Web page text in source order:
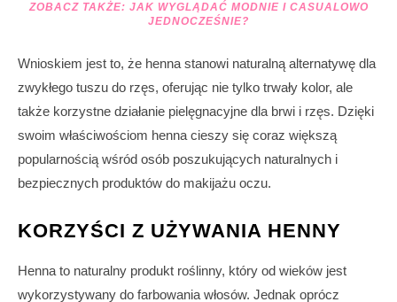
ZOBACZ TAKŻE: JAK WYGLĄDAĆ MODNIE I CASUALOWO
JEDNOCZEŚNIE?
Wnioskiem jest to, że henna stanowi naturalną alternatywę dla
zwykłego tuszu do rzęs, oferując nie tylko trwały kolor, ale
także korzystne działanie pielęgnacyjne dla brwi i rzęs. Dzięki
swoim właściwościom henna cieszy się coraz większą
popularnością wśród osób poszukujących naturalnych i
bezpiecznych produktów do makijażu oczu.
KORZYŚCI Z UŻYWANIA HENNY
Henna to naturalny produkt roślinny, który od wieków jest
wykorzystywany do farbowania włosów. Jednak oprócz